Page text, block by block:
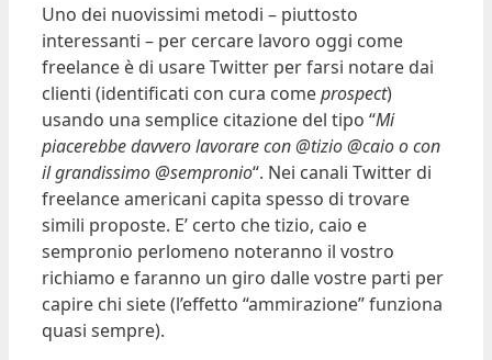
Uno dei nuovissimi metodi – piuttosto
interessanti – per cercare lavoro oggi come
freelance è di usare Twitter per farsi notare dai
clienti (identificati con cura comeprospect)
usando una semplice citazione del tipo “Mi
piacerebbe davvero lavorare con @tizio @caio o con
il grandissimo @sempronio“. Nei canali Twitter di
freelance americani capita spesso di trovare
simili proposte. E’ certo che tizio, caio e
sempronio perlomeno noteranno il vostro
richiamo e faranno un giro dalle vostre parti per
capire chi siete (l’effetto “ammirazione” funziona
quasi sempre).